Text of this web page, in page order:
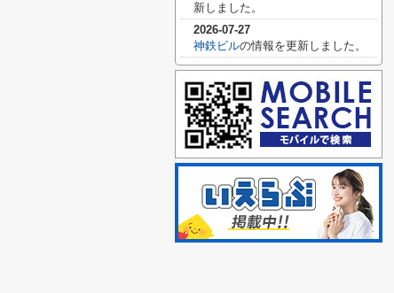
新しました。
2026-07-27
神鉄ビルの情報を更新しました。